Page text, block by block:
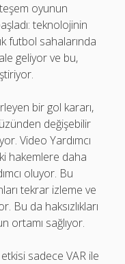
oyunun
teknolojinin
futbol sahalarında
geliyor ve bu,
bir gol kararı,
değişebilir
Video Yardımcı
hakemlere daha
oluyor. Bu
tekrar izleme ve
Bu da haksızlıkları
ortamı sağlıyor.
sadece VAR ile